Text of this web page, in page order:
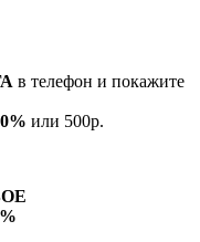
в телефон и покажите
или 500р.